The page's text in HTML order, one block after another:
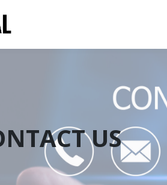
US